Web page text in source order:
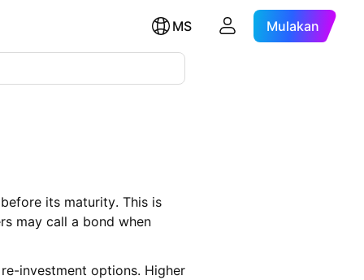
MS Mulakan
its maturity. This is
may call a bond when
investment options. Higher